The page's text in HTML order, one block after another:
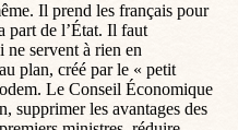
Il prend les français pour
part de l’État. Il faut
ne servent à rien en
plan, créé par le « petit
Le Conseil Économique
supprimer les avantages des